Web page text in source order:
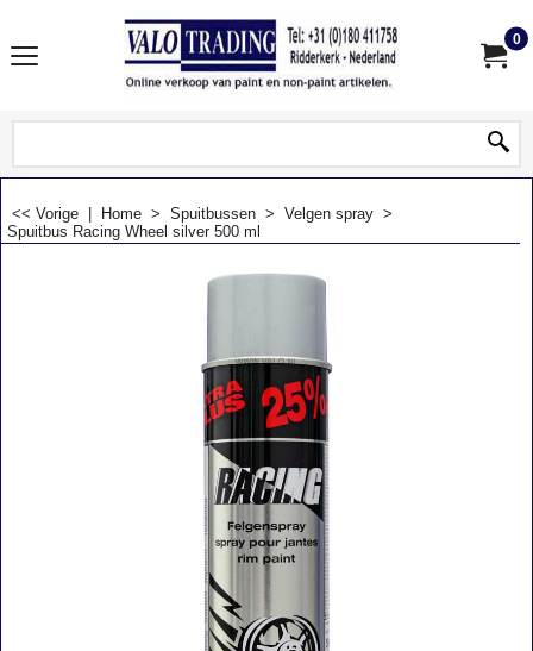
0
<< Vorige Home > Spuitbussen > Velgen spray >
Spuitbus Racing Wheel silver 500 ml